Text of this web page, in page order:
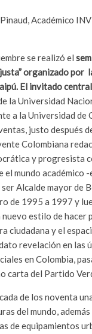
Académico
se realizó el
organizado por
El invitado
la Universidad
a la Universidad de
justo después
Colombiana
y progresista
el mundo académico
Alcalde mayor de
de 1995 a 1997 y
estilo de hacer
ciudadana y el
revelación en las
en Colombia,
carta del Partido
de los noventa
del mundo,
de equipamientos